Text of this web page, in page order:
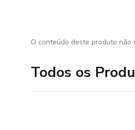
O conteúdo deste produto não
Todos os